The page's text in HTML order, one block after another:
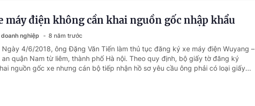
máy điện không cần khai nguồn gốc nhập khẩu
nghiệp 8 năm trước
Ngày 4/6/2018, ông Đặng Văn Tiến làm thủ tục đăng ký xe máy điện Wuyang –
an quận Nam từ liêm, thành phố Hà nội. Theo quy định, bộ giấy tờ đăng ký
nguồn gốc xe nhưng cán bộ tiếp nhận hồ sơ yêu cầu ông phải có loại giấy...